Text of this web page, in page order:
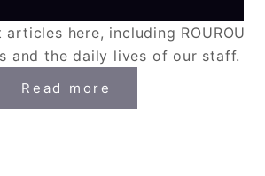
articles here, including ROUROU
and the daily lives of our staff.
Read more